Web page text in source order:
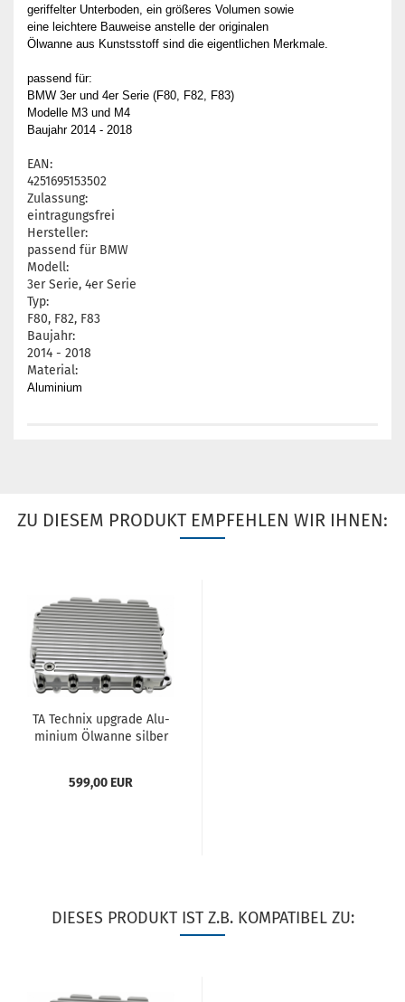
geriffelter Unterboden, ein größeres Volumen sowie
eine leichtere Bauweise anstelle der originalen
Ölwanne aus Kunstsstoff sind die eigentlichen Merkmale.
passend für:
BMW 3er und 4er Serie (F80, F82, F83)
Modelle M3 und M4
Baujahr 2014 - 2018
EAN:
4251695153502
Zulassung:
eintragungsfrei
Hersteller:
passend für BMW
Modell:
3er Serie, 4er Serie
Typ:
F80, F82, F83
Baujahr:
2014 - 2018
Material:
Aluminium
ZU DIESEM PRODUKT EMPFEHLEN WIR IHNEN:
TA Tech­nix up­grade Alu­
mi­ni­um Öl­wan­ne sil­ber
Serie M4 (F82,...
599,00 EUR
DIESES PRODUKT IST Z.B. KOMPATIBEL ZU: